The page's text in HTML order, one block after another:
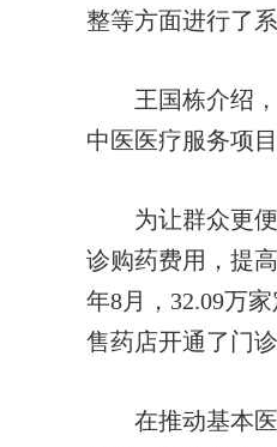
整等方面进行了
王国栋介绍，
中医医疗服务项
为让群众更便
诊购药费用，提
年8月，32.09万
售药店开通了门
在推动基本医